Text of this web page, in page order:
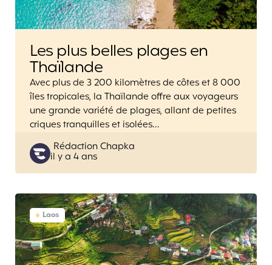
Les plus belles plages en
Thaïlande
Avec plus de 3 200 kilomètres de côtes et 8 000
îles tropicales, la Thaïlande offre aux voyageurs
une grande variété de plages, allant de petites
criques tranquilles et isolées…
Posted
by
Rédaction Chapka
il y a 4 ans
Laos